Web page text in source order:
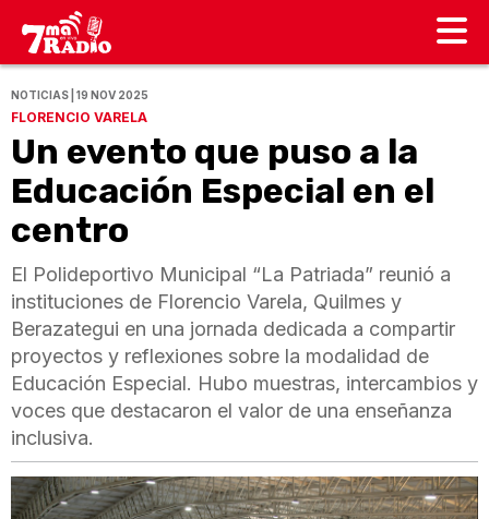
NOTICIAS | 19 NOV 2025
FLORENCIO VARELA
Un evento que puso a la
Educación Especial en el
centro
El Polideportivo Municipal “La Patriada” reunió a
instituciones de Florencio Varela, Quilmes y
Berazategui en una jornada dedicada a compartir
proyectos y reflexiones sobre la modalidad de
Educación Especial. Hubo muestras, intercambios y
voces que destacaron el valor de una enseñanza
inclusiva.